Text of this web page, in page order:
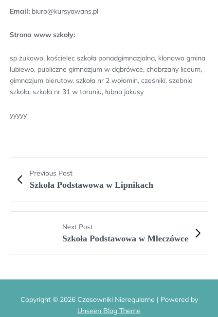
Email: biuro@kursyawans.pl
Strona www szkoły:
sp żukowo, kościelec szkoła ponadgimnazjalna, klonowo gmina
lubiewo, publiczne gimnazjum w dąbrówce, chobrzany liceum,
gimnazjum bierutow, szkoła nr 2 wołomin, cześniki, szebnie
szkoła, szkoła nr 31 w toruniu, łubna jakusy
yyyyy
Previous Post
Szkoła Podstawowa w Lipnikach
Next Post
Szkoła Podstawowa w Mleczówce
Copyright © 2026 Czasowniki Nieregularne | Powered by
Unseen Blog Theme